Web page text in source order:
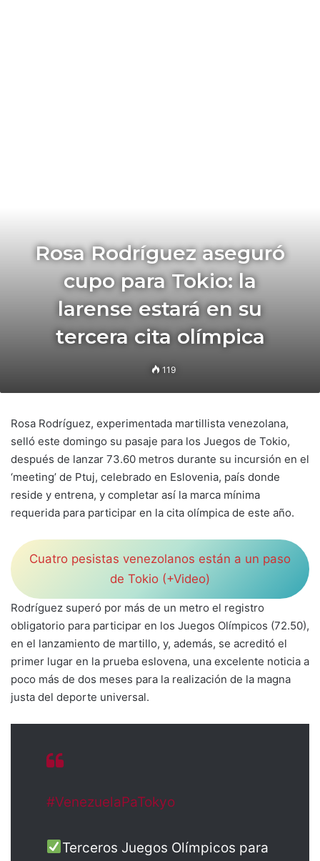
Rosa Rodríguez aseguró
cupo para Tokio: la
larense estará en su
tercera cita olímpica
119
Rosa Rodríguez, experimentada martillista venezolana,
selló este domingo su pasaje para los Juegos de Tokio,
después de lanzar 73.60 metros durante su incursión en el
‘meeting’ de Ptuj, celebrado en Eslovenia, país donde
reside y entrena, y completar así la marca mínima
requerida para participar en la cita olímpica de este año.
Cuatro pesistas venezolanos están a un paso
de Tokio (+Video)
Rodríguez superó por más de un metro el registro
obligatorio para participar en los Juegos Olímpicos (72.50),
en el lanzamiento de martillo, y, además, se acreditó el
primer lugar en la prueba eslovena, una excelente noticia a
poco más de dos meses para la realización de la magna
justa del deporte universal.
#VenezuelaPaTokyo
Terceros Juegos Olímpicos para